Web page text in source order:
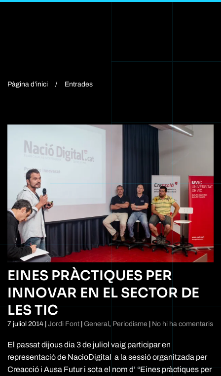
Pàgina d’inici Entrades
EINES PRÀCTIQUES PER
INNOVAR EN EL SECTOR DE
LES TIC
7 juliol 2014 | Jordi Font | General, Periodisme | No hi ha comentarisa
en
El passat dijous dia 3 de juliol vaig participar en
representació de NacioDigital a la sessió organitzada per
Creacció i Ausa Futur i sota el nom d’ “Eines pràctiques per